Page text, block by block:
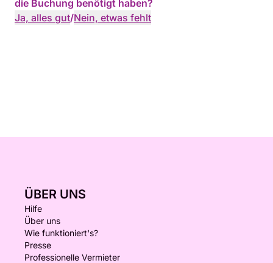
die Buchung benötigt haben?
Ja, alles gut/Nein, etwas fehlt
ÜBER UNS
Hilfe
Über uns
Wie funktioniert's?
Presse
Professionelle Vermieter